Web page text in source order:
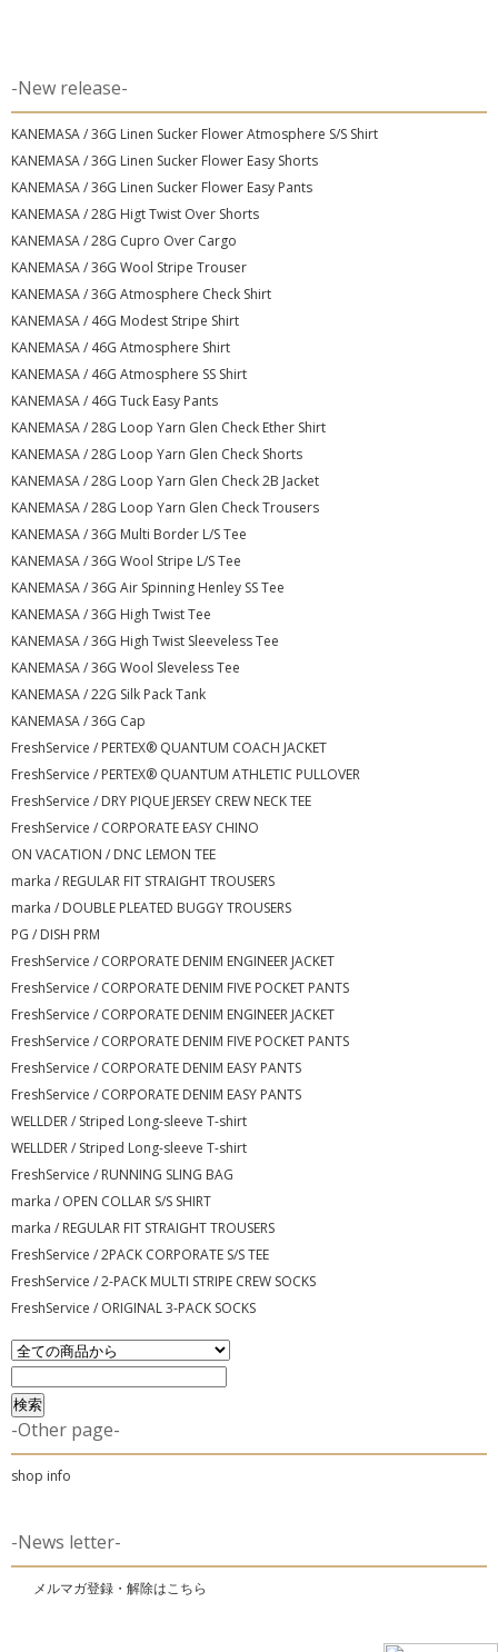
-New release-
KANEMASA / 36G Linen Sucker Flower Atmosphere S/S Shirt
KANEMASA / 36G Linen Sucker Flower Easy Shorts
KANEMASA / 36G Linen Sucker Flower Easy Pants
KANEMASA / 28G Higt Twist Over Shorts
KANEMASA / 28G Cupro Over Cargo
KANEMASA / 36G Wool Stripe Trouser
KANEMASA / 36G Atmosphere Check Shirt
KANEMASA / 46G Modest Stripe Shirt
KANEMASA / 46G Atmosphere Shirt
KANEMASA / 46G Atmosphere SS Shirt
KANEMASA / 46G Tuck Easy Pants
KANEMASA / 28G Loop Yarn Glen Check Ether Shirt
KANEMASA / 28G Loop Yarn Glen Check Shorts
KANEMASA / 28G Loop Yarn Glen Check 2B Jacket
KANEMASA / 28G Loop Yarn Glen Check Trousers
KANEMASA / 36G Multi Border L/S Tee
KANEMASA / 36G Wool Stripe L/S Tee
KANEMASA / 36G Air Spinning Henley SS Tee
KANEMASA / 36G High Twist Tee
KANEMASA / 36G High Twist Sleeveless Tee
KANEMASA / 36G Wool Sleveless Tee
KANEMASA / 22G Silk Pack Tank
KANEMASA / 36G Cap
FreshService / PERTEX® QUANTUM COACH JACKET
FreshService / PERTEX® QUANTUM ATHLETIC PULLOVER
FreshService / DRY PIQUE JERSEY CREW NECK TEE
FreshService / CORPORATE EASY CHINO
ON VACATION / DNC LEMON TEE
marka / REGULAR FIT STRAIGHT TROUSERS
marka / DOUBLE PLEATED BUGGY TROUSERS
PG / DISH PRM
FreshService / CORPORATE DENIM ENGINEER JACKET
FreshService / CORPORATE DENIM FIVE POCKET PANTS
FreshService / CORPORATE DENIM ENGINEER JACKET
FreshService / CORPORATE DENIM FIVE POCKET PANTS
FreshService / CORPORATE DENIM EASY PANTS
FreshService / CORPORATE DENIM EASY PANTS
WELLDER / Striped Long-sleeve T-shirt
WELLDER / Striped Long-sleeve T-shirt
FreshService / RUNNING SLING BAG
marka / OPEN COLLAR S/S SHIRT
marka / REGULAR FIT STRAIGHT TROUSERS
FreshService / 2PACK CORPORATE S/S TEE
FreshService / 2-PACK MULTI STRIPE CREW SOCKS
FreshService / ORIGINAL 3-PACK SOCKS
-Other page-
shop info
-News letter-
メルマガ登録・解除はこちら